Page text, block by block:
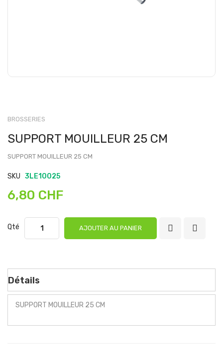
BROSSERIES
SUPPORT MOUILLEUR 25 CM
SUPPORT MOUILLEUR 25 CM
SKU 3LE10025
6,80 CHF
Qté AJOUTER AU PANIER
Détails
SUPPORT MOUILLEUR 25 CM